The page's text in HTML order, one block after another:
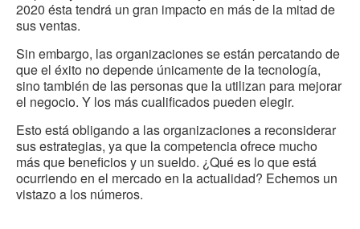
2020 ésta tendrá un gran impacto en más de la mitad de
sus ventas.
Sin embargo, las organizaciones se están percatando de
que el éxito no depende únicamente de la tecnología,
sino también de las personas que la utilizan para mejorar
el negocio. Y los más cualificados pueden elegir.
Esto está obligando a las organizaciones a reconsiderar
sus estrategias, ya que la competencia ofrece mucho
más que beneficios y un sueldo. ¿Qué es lo que está
ocurriendo en el mercado en la actualidad? Echemos un
vistazo a los números.